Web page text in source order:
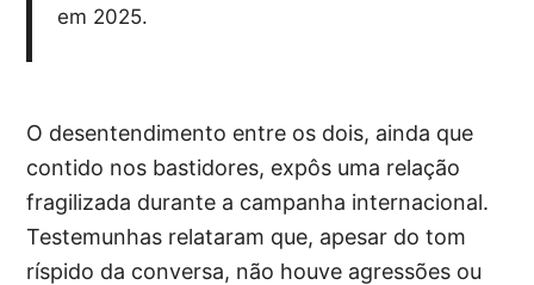
em 2025.
O desentendimento entre os dois, ainda que
contido nos bastidores, expôs uma relação
fragilizada durante a campanha internacional.
Testemunhas relataram que, apesar do tom
ríspido da conversa, não houve agressões ou